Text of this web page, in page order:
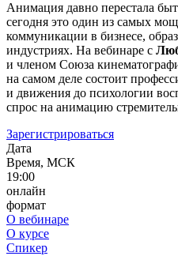
Анимация давно перестала
сегодня это один из самых
коммуникации в бизнесе,
индустриях. На вебинаре с
и членом Союза
на самом деле состоит
и движения до психологии
спрос на анимацию
Зарегистрироваться
Дата
Время, МСК
19:00
онлайн
формат
О вебинаре
О курсе
Спикер